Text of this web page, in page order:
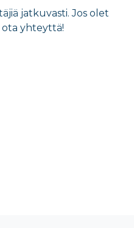
jatkuvasti. Jos olet
yhteyttä!